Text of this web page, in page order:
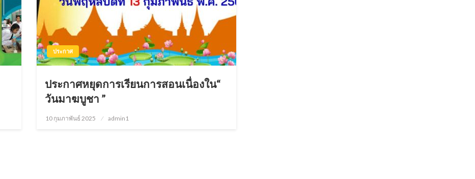
ประกาศ
ประกาศหยุดการเรียนการสอนเนื่องใน“
วันมาฆบูชา ”
Posted
10 กุมภาพันธ์ 2025 admin1